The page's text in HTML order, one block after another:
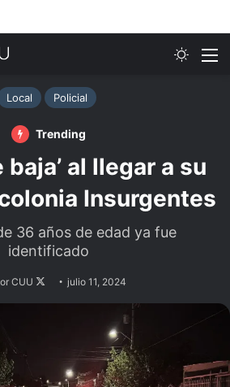
Local Policial
Trending
baja’ al llegar a su
Insurgentes
36 años de edad ya fue
identificado
CUU
Follow
on
julio 11, 2024